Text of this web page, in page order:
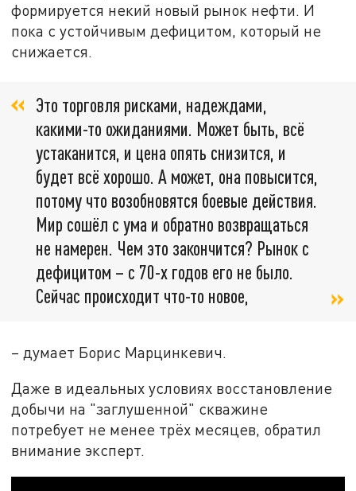
формируется некий новый рынок нефти. И
пока с устойчивым дефицитом, который не
снижается.
Это торговля рисками, надеждами,
какими-то ожиданиями. Может быть, всё
устаканится, и цена опять снизится, и
будет всё хорошо. А может, она повысится,
потому что возобновятся боевые действия.
Мир сошёл с ума и обратно возвращаться
не намерен. Чем это закончится? Рынок с
дефицитом – с 70-х годов его не было.
Сейчас происходит что-то новое,
– думает Борис Марцинкевич.
Даже в идеальных условиях восстановление
добычи на "заглушенной" скважине
потребует не менее трёх месяцев, обратил
внимание эксперт.